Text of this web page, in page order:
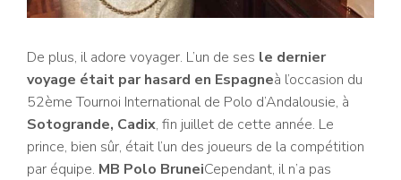
De plus, il adore voyager. L’un de ses le dernier
voyage était par hasard en Espagneà l’occasion du
52ème Tournoi International de Polo d’Andalousie, à
Sotogrande, Cadix, fin juillet de cette année. Le
prince, bien sûr, était l’un des joueurs de la compétition
par équipe. MB Polo BruneiCependant, il n’a pas